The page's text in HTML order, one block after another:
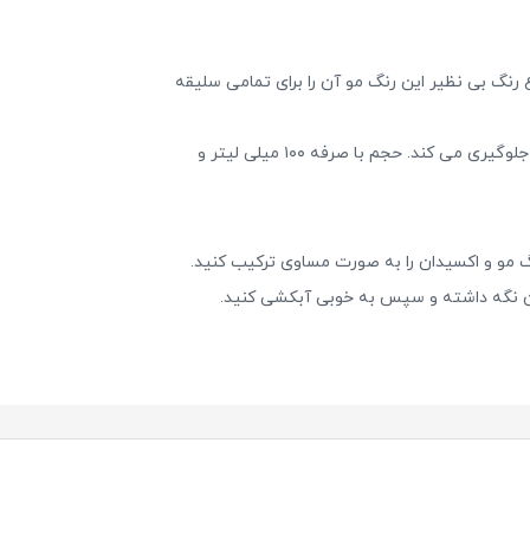
رنگ بی نظیر این رنگ مو آن را برای تمامی سلیقه
به دلیل وجود گاز آمونیاک در ساختار رنگ موی پی هو شماره 6HE به هیچ وجه موها را خشک نکرده و از موخوره یا فر شدن آن ها جلوگیری می کند. حجم با صرفه ۱۰۰ میلی لیتر و
مو و اکسیدان را به صورت مساوی ترکیب کنید.